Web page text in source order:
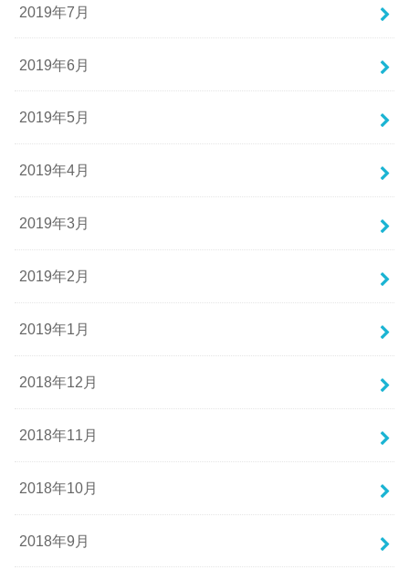
2019年7月
2019年6月
2019年5月
2019年4月
2019年3月
2019年2月
2019年1月
2018年12月
2018年11月
2018年10月
2018年9月